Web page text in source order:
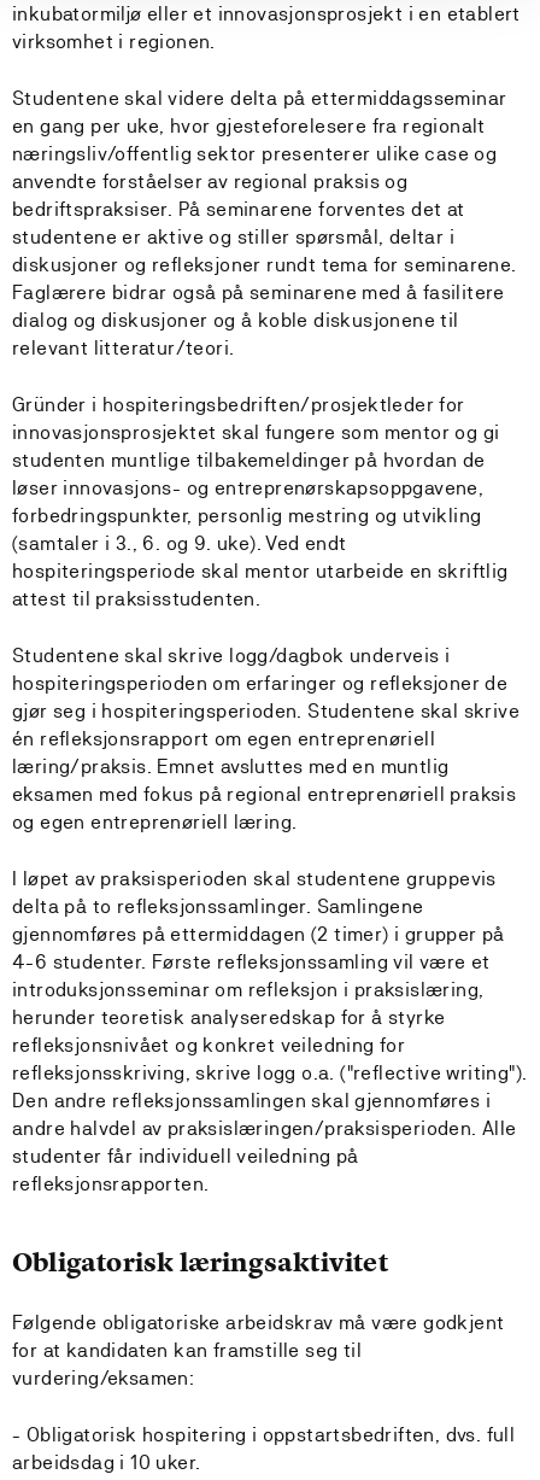
inkubatormiljø eller et innovasjonsprosjekt i en etablert
virksomhet i regionen.
Studentene skal videre delta på ettermiddagsseminar
en gang per uke, hvor gjesteforelesere fra regionalt
næringsliv/offentlig sektor presenterer ulike case og
anvendte forståelser av regional praksis og
bedriftspraksiser. På seminarene forventes det at
studentene er aktive og stiller spørsmål, deltar i
diskusjoner og refleksjoner rundt tema for seminarene.
Faglærere bidrar også på seminarene med å fasilitere
dialog og diskusjoner og å koble diskusjonene til
relevant litteratur/teori.
Gründer i hospiteringsbedriften/prosjektleder for
innovasjonsprosjektet skal fungere som mentor og gi
studenten muntlige tilbakemeldinger på hvordan de
løser innovasjons- og entreprenørskapsoppgavene,
forbedringspunkter, personlig mestring og utvikling
(samtaler i 3., 6. og 9. uke). Ved endt
hospiteringsperiode skal mentor utarbeide en skriftlig
attest til praksisstudenten.
Studentene skal skrive logg/dagbok underveis i
hospiteringsperioden om erfaringer og refleksjoner de
gjør seg i hospiteringsperioden. Studentene skal skrive
én refleksjonsrapport om egen entreprenøriell
læring/praksis. Emnet avsluttes med en muntlig
eksamen med fokus på regional entreprenøriell praksis
og egen entreprenøriell læring.
I løpet av praksisperioden skal studentene gruppevis
delta på to refleksjonssamlinger. Samlingene
gjennomføres på ettermiddagen (2 timer) i grupper på
4-6 studenter. Første refleksjonssamling vil være et
introduksjonsseminar om refleksjon i praksislæring,
herunder teoretisk analyseredskap for å styrke
refleksjonsnivået og konkret veiledning for
refleksjonsskriving, skrive logg o.a. ("reflective writing").
Den andre refleksjonssamlingen skal gjennomføres i
andre halvdel av praksislæringen/praksisperioden. Alle
studenter får individuell veiledning på
refleksjonsrapporten.
Obligatorisk læringsaktivitet
Følgende obligatoriske arbeidskrav må være godkjent
for at kandidaten kan framstille seg til
vurdering/eksamen:
- Obligatorisk hospitering i oppstartsbedriften, dvs. full
arbeidsdag i 10 uker.